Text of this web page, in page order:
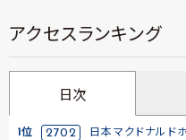
アクセスランキング
日次
1位 2702 日本マクドナルド